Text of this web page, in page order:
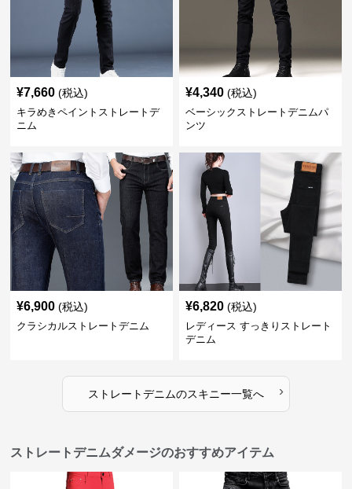
¥7,660 (税込)
キラめきペイントストレートデ
ニム
¥4,340 (税込)
ベーシックストレートデニムパ
ンツ
¥6,900 (税込)
クラシカルストレートデニム
¥6,820 (税込)
レディース すっきりストレート
デニム
ストレートデニムのスキニー一覧へ ›
ストレートデニムダメージのおすすめアイテム